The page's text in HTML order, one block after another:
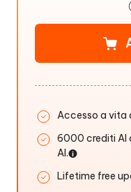
Accesso a vita
6000 crediti AI
AI.
Lifetime free